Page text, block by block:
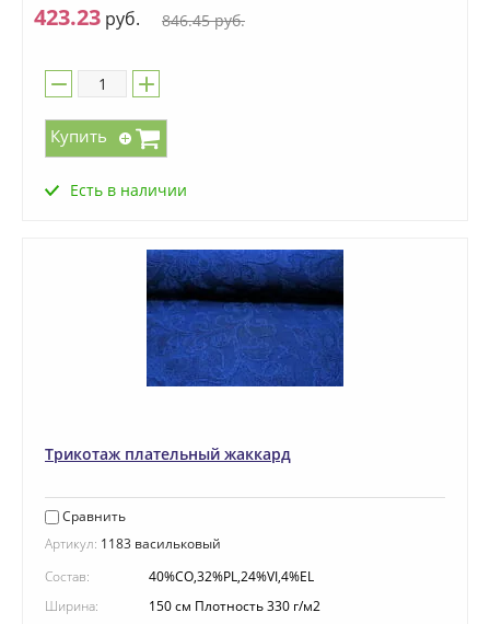
846.45руб.
423.23 руб.
Купить
Есть в наличии
Трикотаж плательный жаккард
Сравнить
Артикул: 1183 васильковый
Состав:
40%CO,32%PL,24%VI,4%EL
Ширина:
150 см Плотность 330 г/м2